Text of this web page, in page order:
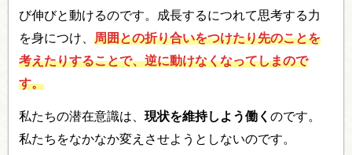
び伸びと動けるのです。成長するにつれて思考する力
を身につけ、周囲との折り合いをつけたり先のことを
考えたりすることで、逆に動けなくなってしまので
す。
私たちの潜在意識は、現状を維持しよう働くのです。
私たちをなかなか変えさせようとしないのです。